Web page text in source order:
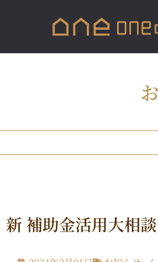
新 補助金活用大相談